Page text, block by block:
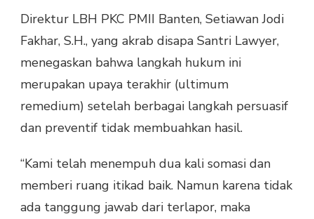
Direktur LBH PKC PMII Banten, Setiawan Jodi
Fakhar, S.H., yang akrab disapa Santri Lawyer,
menegaskan bahwa langkah hukum ini
merupakan upaya terakhir (ultimum
remedium) setelah berbagai langkah persuasif
dan preventif tidak membuahkan hasil.
“Kami telah menempuh dua kali somasi dan
memberi ruang itikad baik. Namun karena tidak
ada tanggung jawab dari terlapor, maka